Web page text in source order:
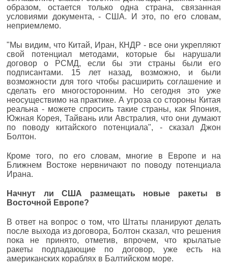
образом, остается только одна страна, связанная
условиями документа, - США. И это, по его словам,
неприемлемо.
"Мы видим, что Китай, Иран, КНДР - все они укрепляют
свой потенциал методами, которые бы нарушали
договор о РСМД, если бы эти страны были его
подписантами. 15 лет назад, возможно, и были
возможности для того чтобы расширить соглашение и
сделать его многосторонним. Но сегодня это уже
неосуществимо на практике. А угроза со стороны Китая
реальна - можете спросить такие страны, как Япония,
Южная Корея, Тайвань или Австралия, что они думают
по поводу китайского потенциала", - сказал Джон
Болтон.
Кроме того, по его словам, многие в Европе и на
Ближнем Востоке нервничают по поводу потенциала
Ирана.
Начнут ли США размещать новые ракеты в
Восточной Европе?
В ответ на вопрос о том, что Штаты планируют делать
после выхода из договора, Болтон сказал, что решения
пока не принято, отметив, впрочем, что крылатые
ракеты подпадающие по договор, уже есть на
американских кораблях в Балтийском море.